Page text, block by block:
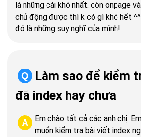
là những cái khó nhất. còn onpage
chủ động được thì k có gì khó hết ^^
đó là những suy nghĩ của mình!
Q
Làm sao để kiểm
đã index hay chưa
A
Em chào tất cả các anh chị.
muốn kiểm tra bài viết index